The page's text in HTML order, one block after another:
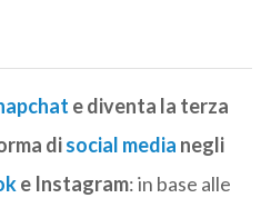
e diventa la terza
disocial media negli
e Instagram: in base alle